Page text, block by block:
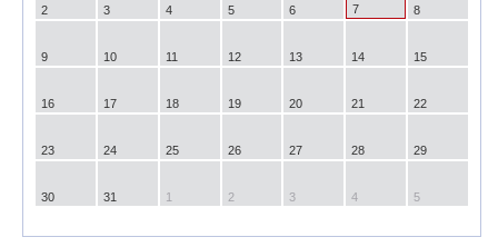
2 3 4 5 6 7 8
9 10 11 12 13 14 15
16 17 18 19 20 21 22
23 24 25 26 27 28 29
30 31 1 2 3 4 5